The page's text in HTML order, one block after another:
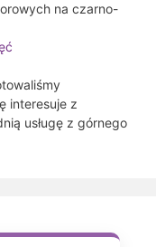
na czarno-
interesuje z
usługę z górnego